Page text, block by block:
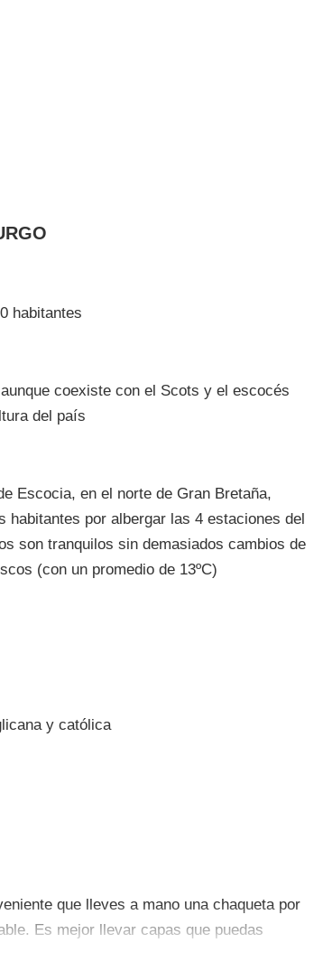
habitantes
coexiste con el Scots y el escocés
del país
Escocia, en el norte de Gran Bretaña,
habitantes por albergar las 4 estaciones del
son tranquilos sin demasiados cambios de
(con un promedio de 13ºC)
y católica
que lleves a mano una chaqueta por
Es mejor llevar capas que puedas